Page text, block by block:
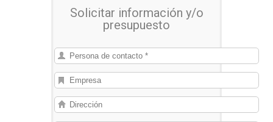
Solicitar información y/o
presupuesto